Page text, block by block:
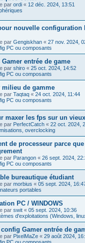
par ordi « 12 déc. 2024, 13:51
nouvelle configuration
par Gengiskhan « 27 nov. 2024,
PC ou composants
entrée de game
par shiro « 25 oct. 2024, 14:52
PC ou composants
milieu de gamme
par Taqtaq « 24 oct. 2024, 11:44
PC ou composants
maxer les fps sur un
par PerfectCatch « 22 oct. 2024,
overclocking
de processeur parce
par Parangon « 26 sept. 2024,
PC ou composants
bureautique étudiant
par morbius « 05 sept. 2024,
portables
PC / WINDOWS
par swit « 05 sept. 2024, 10:36
d'exploitations (Windows,
Gamer entrée de
par PixelMaZe « 29 août 2024,
PC ou composants